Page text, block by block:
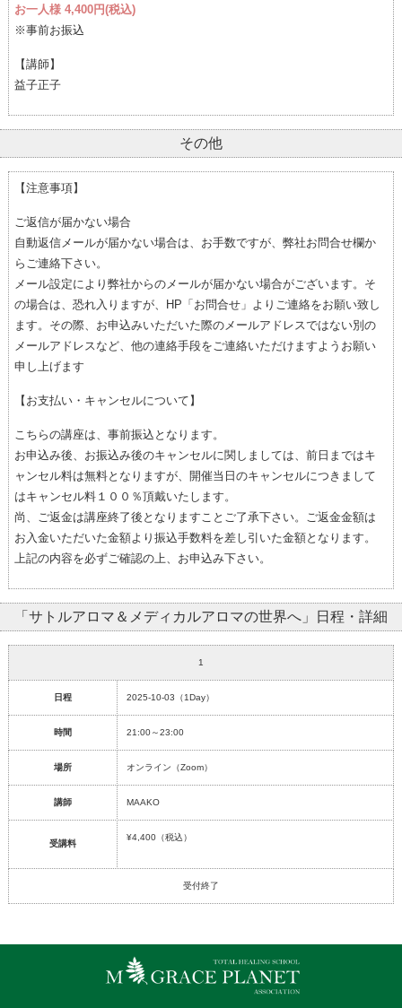
お一人様 4,400円(税込)
※事前お振込
【講師】
益子正子
その他
【注意事項】
ご返信が届かない場合
自動返信メールが届かない場合は、お手数ですが、弊社お問合せ欄か
らご連絡下さい。
メール設定により弊社からのメールが届かない場合がございます。そ
の場合は、恐れ入りますが、HP「お問合せ」よりご連絡をお願い致し
ます。その際、お申込みいただいた際のメールアドレスではない別の
メールアドレスなど、他の連絡手段をご連絡いただけますようお願い
申し上げます
【お支払い・キャンセルについて】
こちらの講座は、事前振込となります。
お申込み後、お振込み後のキャンセルに関しましては、前日まではキ
ャンセル料は無料となりますが、開催当日のキャンセルにつきまして
はキャンセル料１００％頂戴いたします。
尚、ご返金は講座終了後となりますことご了承下さい。ご返金金額は
お入金いただいた金額より振込手数料を差し引いた金額となります。
上記の内容を必ずご確認の上、お申込み下さい。
「サトルアロマ＆メディカルアロマの世界へ」日程・詳細
1
日程 2025-10-03（1Day）
時間 21:00～23:00
場所 オンライン（Zoom）
講師 MAAKO
受講料
¥4,400（税込）
受付終了